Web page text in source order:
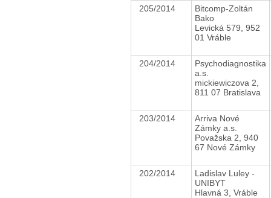
205/2014
Bitcomp-Zoltán
Bako
Levická 579, 952
01 Vráble
204/2014
Psychodiagnostika
a.s.
mickiewiczova 2,
811 07 Bratislava
203/2014
Arriva Nové
Zámky a.s.
Považska 2, 940
67 Nové Zámky
202/2014
Ladislav Luley -
UNIBYT
Hlavná 3, Vráble